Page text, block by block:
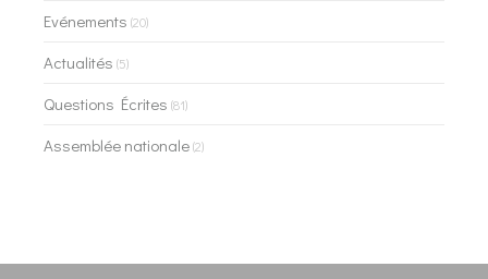
Evénements (20)
Actualités (5)
Questions Écrites (81)
Assemblée nationale(2)